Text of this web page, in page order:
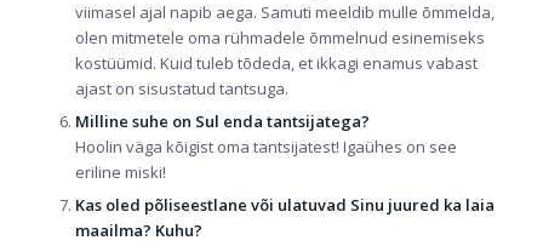
viimasel ajal napib aega. Samuti meeldib mulle õmmelda,
olen mitmetele oma rühmadele õmmelnud esinemiseks
kostüümid. Kuid tuleb tõdeda, et ikkagi enamus vabast
ajast on sisustatud tantsuga.
Milline suhe on Sul enda tantsijatega?
Hoolin väga kõigist oma tantsijatest! Igaühes on see
eriline miski!
Kas oled põliseestlane või ulatuvad Sinu juured ka laia
maailma? Kuhu?